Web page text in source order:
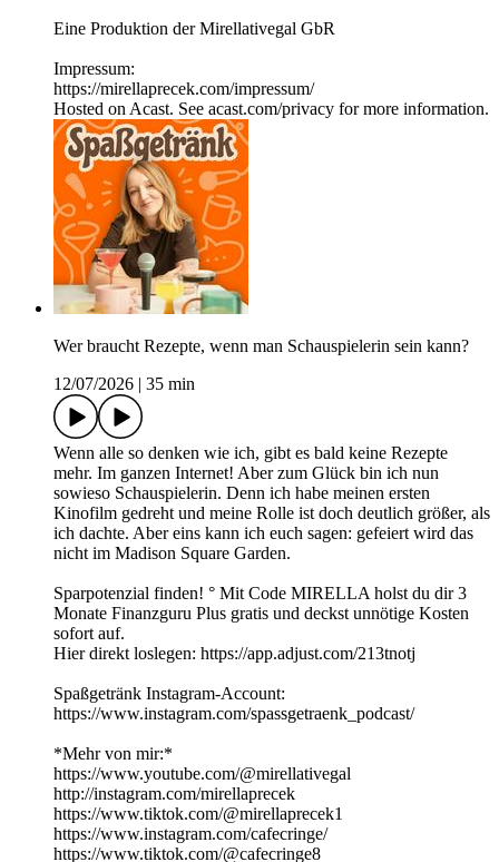
Eine Produktion der Mirellativegal GbR
Impressum:
https://mirellaprecek.com/impressum/
Hosted on Acast. See acast.com/privacy for more information.
Wer braucht Rezepte, wenn man Schauspielerin sein kann?
12/07/2026
35 min
Wenn alle so denken wie ich, gibt es bald keine Rezepte
mehr. Im ganzen Internet! Aber zum Glück bin ich nun
sowieso Schauspielerin. Denn ich habe meinen ersten
Kinofilm gedreht und meine Rolle ist doch deutlich größer, als
ich dachte. Aber eins kann ich euch sagen: gefeiert wird das
nicht im Madison Square Garden.
Sparpotenzial finden! ° Mit Code MIRELLA holst du dir 3
Monate Finanzguru Plus gratis und deckst unnötige Kosten
sofort auf.
Hier direkt loslegen: https://app.adjust.com/213tnotj
Spaßgetränk Instagram-Account:
⁠https://www.instagram.com/spassgetraenk_podcast/
*Mehr von mir:*
https://www.youtube.com/@mirellativegal
http://instagram.com/mirellaprecek
https://www.tiktok.com/@mirellaprecek1
https://www.instagram.com/cafecringe/
https://www.tiktok.com/@cafecringe8